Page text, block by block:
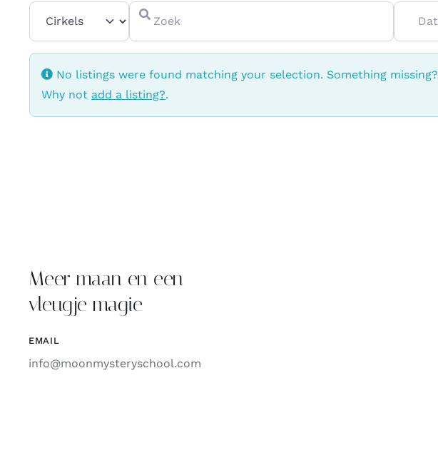
Zoek
No listings were found matching your selection. Something missing?
Why not add a listing?.
Meer maan en een
vleugje magie
EMAIL
info@moonmysteryschool.com